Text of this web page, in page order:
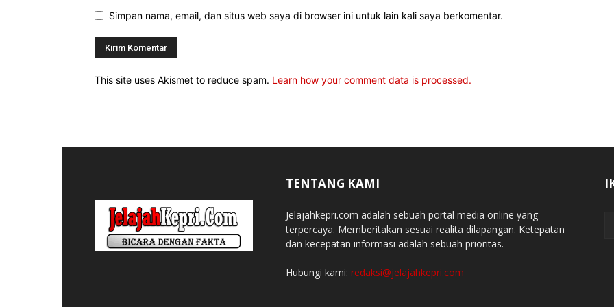
Simpan nama, email, dan situs web saya di browser ini untuk lain kali saya berkomentar.
This site uses Akismet to reduce spam. Learn how your comment data is processed.
TENTANG KAMI
Jelajahkepri.com adalah sebuah portal media online yang
terpercaya. Memberitakan sesuai realita dilapangan. Ketepatan
dan kecepatan informasi adalah sebuah prioritas.
Hubungi kami: redaksi@jelajahkepri.com